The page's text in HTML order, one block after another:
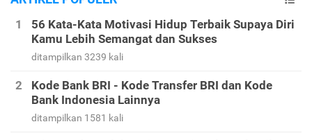
56 Kata-Kata Motivasi Hidup Terbaik Supaya Diri
Kamu Lebih Semangat dan Sukses
ditampilkan 3239 kali
Kode Bank BRI - Kode Transfer BRI dan Kode
Bank Indonesia Lainnya
ditampilkan 1581 kali